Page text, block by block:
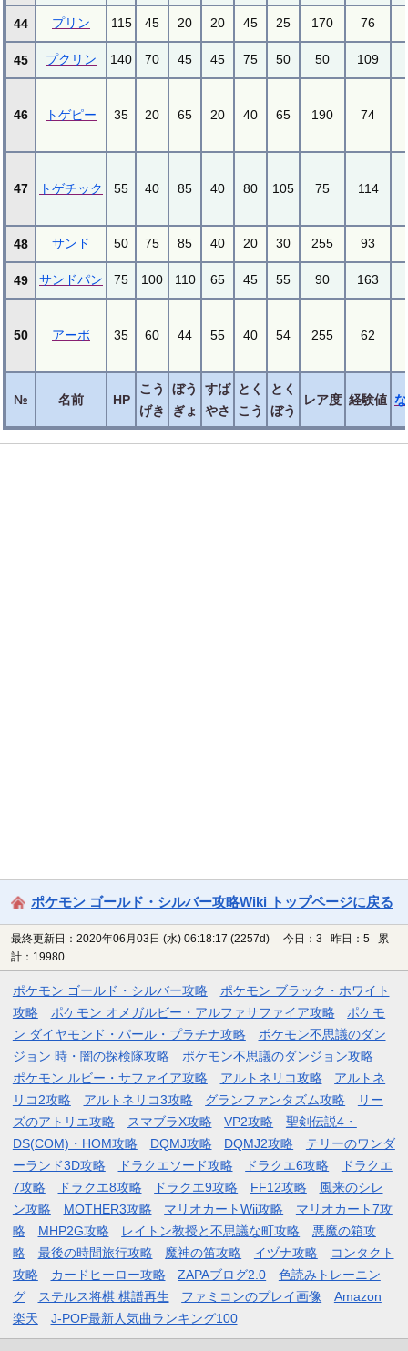
№ 名前 HP
こう
げき
ぼう
ぎょ
すば
やさ
とく
こう
とく
ぼう
レア度 経験値
44 プリン 115 45 20 20 45 25 170 76
45 プクリン 140 70 45 45 75 50 50 109
46 トゲピー 35 20 65 20 40 65 190 74
47 トゲチック 55 40 85 40 80 105 75 114
48 サンド 50 75 85 40 20 30 255 93
49 サンドパン 75 100 110 65 45 55 90 163
50 アーボ 35 60 44 55 40 54 255 62
ポケモン ゴールド・シルバー攻略Wiki トップページに戻る
最終更新日：2020年06月03日 (水) 06:18:17 (2257d)
今日：3 昨日：5 累
計：19980
ポケモン ゴールド・シルバー攻略
ポケモン ブラック・ホワイト
攻略
ポケモン オメガルビー・アルファサファイア攻略
ポケモ
ン ダイヤモンド・パール・プラチナ攻略
ポケモン不思議のダン
ジョン 時・闇の探検隊攻略
ポケモン不思議のダンジョン攻略
ポケモン ルビー・サファイア攻略
アルトネリコ攻略
アルトネ
リコ2攻略
アルトネリコ3攻略 グランファンタズム攻略
リー
ズのアトリエ攻略
スマブラX攻略 VP2攻略
聖剣伝説4・
DS(COM)・HOM攻略
DQMJ攻略 DQMJ2攻略
テリーのワンダ
ーランド3D攻略
ドラクエソード攻略 ドラクエ6攻略
ドラクエ
7攻略
ドラクエ8攻略 ドラクエ9攻略 FF12攻略
風来のシレ
ン攻略
MOTHER3攻略 マリオカートWii攻略
マリオカート7攻
略
MHP2G攻略 レイトン教授と不思議な町攻略
悪魔の箱攻
略
最後の時間旅行攻略 魔神の笛攻略 イヅナ攻略
コンタクト
攻略
カードヒーロー攻略 ZAPAブログ2.0
色読みトレーニン
グ
ステルス将棋 棋譜再生 ファミコンのプレイ画像
Amazon
楽天
J-POP最新人気曲ランキング100